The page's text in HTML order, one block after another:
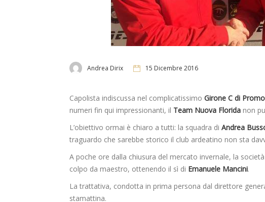
Andrea Dirix 15 Dicembre 2016
Capolista indiscussa nel complicatissimo Girone C di
numeri fin qui impressionanti, il Team Nuova Florida non
L’obiettivo ormai è chiaro a tutti: la squadra di Andrea
traguardo che sarebbe storico il club ardeatino non sta
A poche ore dalla chiusura del mercato invernale, la
colpo da maestro, ottenendo il sì di Emanuele Mancini.
La trattativa, condotta in prima persona dal direttore
stamattina.